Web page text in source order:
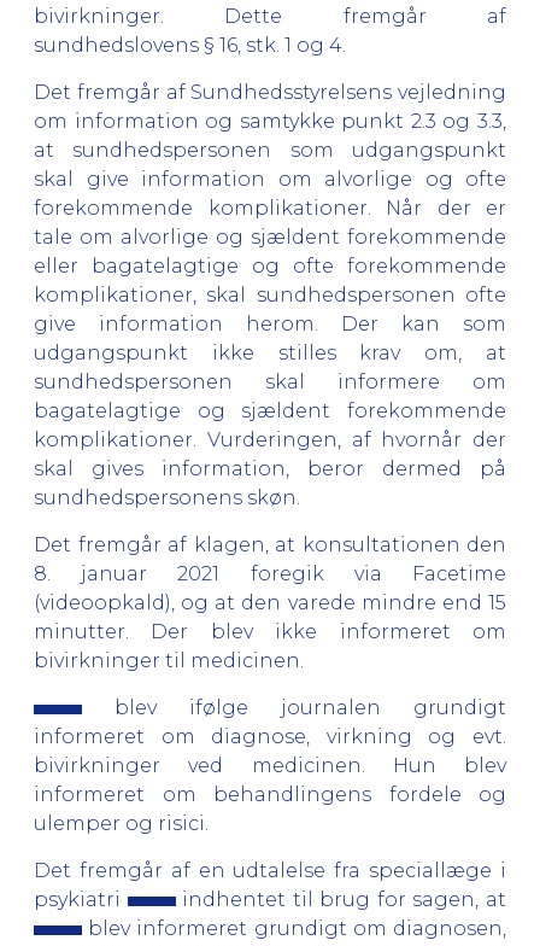
bivirkninger. Dette fremgår af
sundhedslovens § 16, stk. 1 og 4.
Det fremgår af Sundhedsstyrelsens vejledning
om information og samtykke punkt 2.3 og 3.3,
at sundhedspersonen som udgangspunkt
skal give information om alvorlige og ofte
forekommende komplikationer. Når der er
tale om alvorlige og sjældent forekommende
eller bagatelagtige og ofte forekommende
komplikationer, skal sundhedspersonen ofte
give information herom. Der kan som
udgangspunkt ikke stilles krav om, at
sundhedspersonen skal informere om
bagatelagtige og sjældent forekommende
komplikationer. Vurderingen, af hvornår der
skal gives information, beror dermed på
sundhedspersonens skøn.
Det fremgår af klagen, at konsultationen den
8. januar 2021 foregik via Facetime
(videoopkald), og at den varede mindre end 15
minutter. Der blev ikke informeret om
bivirkninger til medicinen.
blev ifølge journalen grundigt
informeret om diagnose, virkning og evt.
bivirkninger ved medicinen. Hun blev
informeret om behandlingens fordele og
ulemper og risici.
Det fremgår af en udtalelse fra speciallæge i
psykiatri
indhentet til brug for sagen, at
blev informeret grundigt om diagnosen,